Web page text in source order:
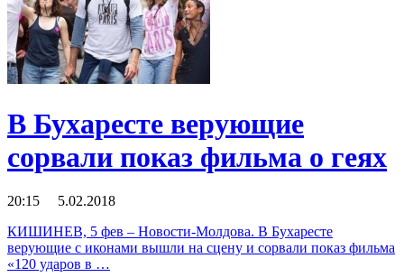
В Бухаресте верующие
сорвали показ фильма о геях
20:15 5.02.2018
КИШИНЕВ, 5 фев – Новости-Молдова. В Бухаресте
верующие с иконами вышли на сцену и сорвали показ фильма
«120 ударов в …